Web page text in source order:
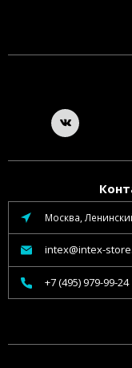
Москва,
intex@intex-
+7 (495) 979-99-24